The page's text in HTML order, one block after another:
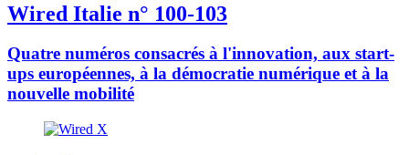
Wired Italie n° 100-103
Quatre numéros consacrés à l'innovation, aux start-
ups européennes, à la démocratie numérique et à la
nouvelle mobilité